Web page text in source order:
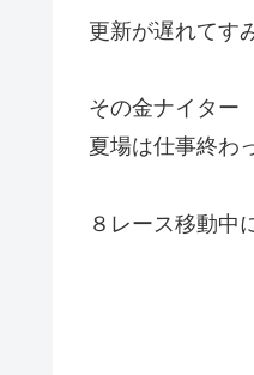
更新が遅れてす
その金ナイター
夏場は仕事終わ
８レース移動中